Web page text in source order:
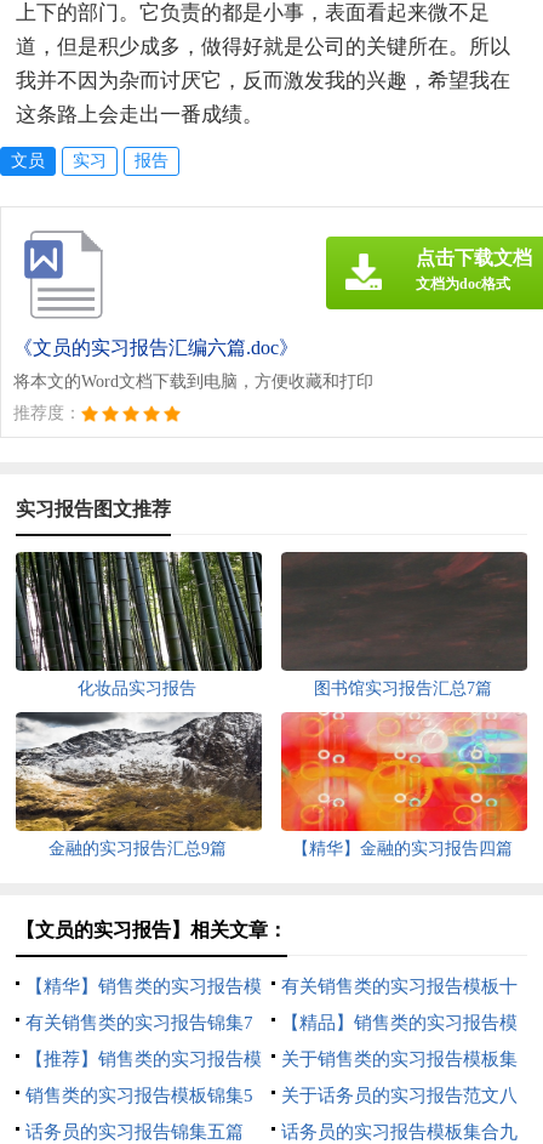
上下的部门。它负责的都是小事，表面看起来微不足
道，但是积少成多，做得好就是公司的关键所在。所以
我并不因为杂而讨厌它，反而激发我的兴趣，希望我在
这条路上会走出一番成绩。
文员 实习 报告
《文员的实习报告汇编六篇.doc》
将本文的Word文档下载到电脑，方便收藏和打印
推荐度：
点击下载文档
文档为doc格式
实习报告图文推荐
化妆品实习报告 图书馆实习报告汇总7篇
金融的实习报告汇总9篇 【精华】金融的实习报告四篇
【文员的实习报告】相关文章：
【精华】销售类的实习报告模
板汇编9篇
有关销售类的实习报告模板十
篇
有关销售类的实习报告锦集7
篇
【精品】销售类的实习报告模
板汇编五篇
【推荐】销售类的实习报告模
板集锦7篇
关于销售类的实习报告模板集
合7篇
销售类的实习报告模板锦集5
篇
关于话务员的实习报告范文八
篇
话务员的实习报告锦集五篇
话务员的实习报告模板集合九